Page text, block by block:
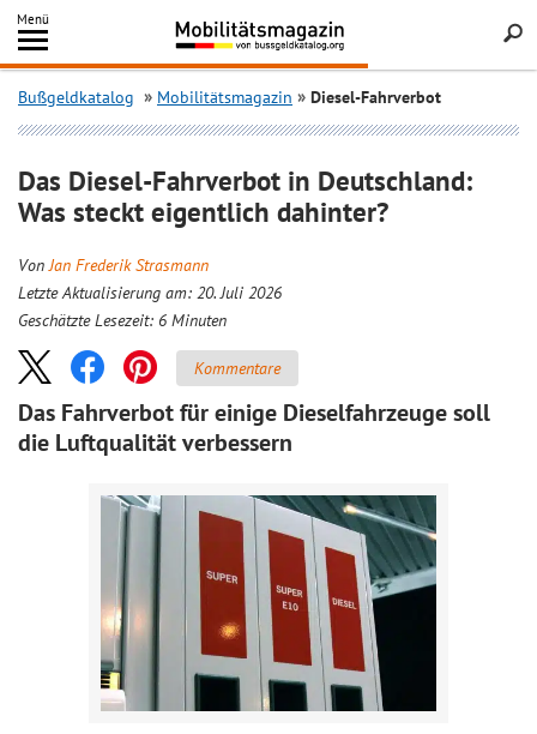
Inhalt
springen
Menü
Search
Bußgeldkatalog Mobilitätsmagazin Diesel-Fahrverbot
Das Diesel-Fahrverbot in Deutschland:
Was steckt eigentlich dahinter?
VonJan Frederik Strasmann
Letzte Aktualisierung am: 20. Juli 2026
Geschätzte Lesezeit: 6 Minuten
Kommentare
Das Fahrverbot für einige Dieselfahrzeuge soll
die Luftqualität verbessern